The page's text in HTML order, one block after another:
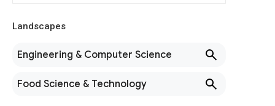
Landscapes
Engineering & Computer Science
Food Science & Technology